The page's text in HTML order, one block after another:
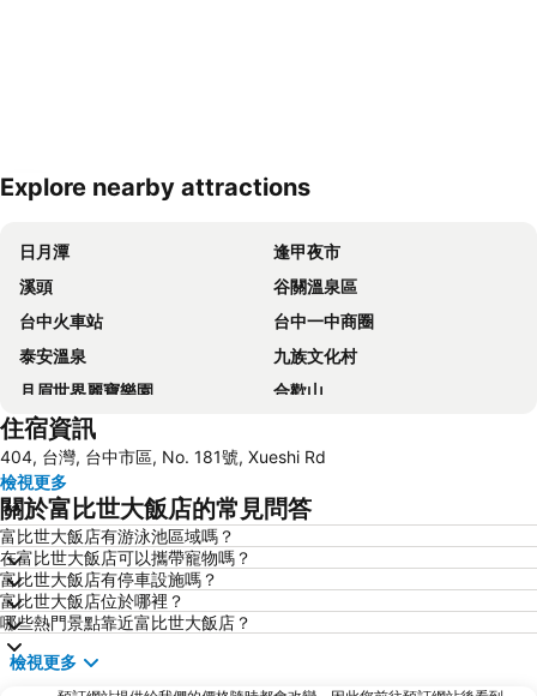
展開地圖
Explore nearby attractions
日月潭
逢甲夜市
溪頭
谷關溫泉區
台中火車站
台中一中商圈
泰安溫泉
九族文化村
月眉世界麗寶樂園
合歡山
台中烏日高鐵站
飛牛牧場
苗栗車站
集集火車站
彰化車站
鹿港天后宮
國立自然科學博物館
大坑風景區
勝興車站
豐原區
東勢林場
中部科學園區台中園區
高美濕地
住宿資訊
404, 台灣, 台中市區, No. 181號, Xueshi Rd
檢視更多
關於富比世大飯店的常見問答
富比世大飯店有游泳池區域嗎？
在富比世大飯店可以攜帶寵物嗎？
富比世大飯店有停車設施嗎？
富比世大飯店位於哪裡？
哪些熱門景點靠近富比世大飯店？
檢視更多